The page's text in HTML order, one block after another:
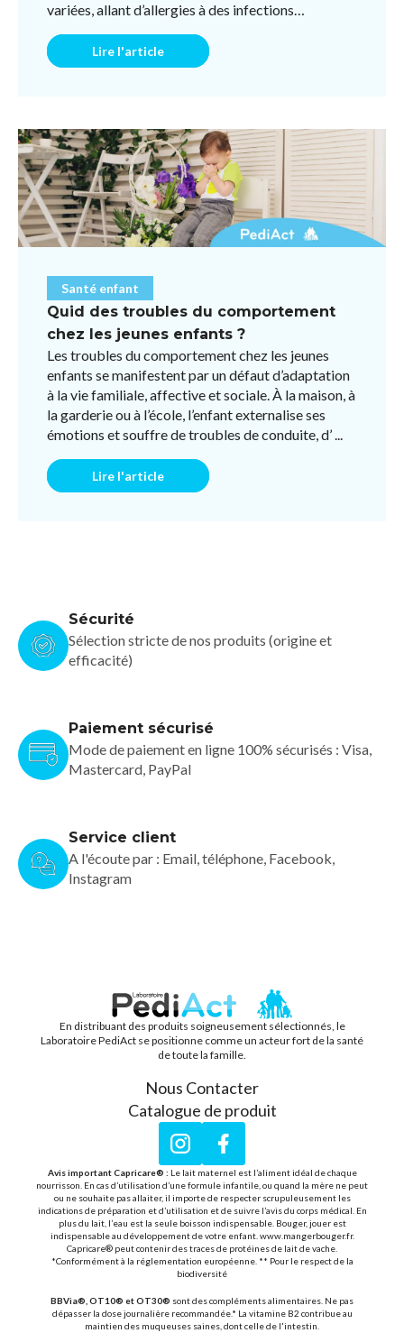
variées, allant d’allergies à des infections
Lire l'article
Santé enfant
Quid des troubles du comportement
chez les jeunes enfants ?
Les troubles du comportement chez les jeunes
enfants se manifestent par un défaut d’adaptation
à la vie familiale, affective et sociale. À la maison, à
la garderie ou à l’école, l’enfant externalise ses
émotions et souffre de troubles de conduite, d’ ...
Lire l'article
Sécurité
Sélection stricte de nos produits (origine et
efficacité)
Paiement sécurisé
Mode de paiement en ligne 100% sécurisés : Visa,
Mastercard, PayPal
Service client
A l'écoute par : Email, téléphone, Facebook,
Instagram
PEDIACT
En distribuant des produits soigneusement sélectionnés, le
Laboratoire PediAct se positionne comme un acteur fort de la santé
de toute la famille.
Nous Contacter
Catalogue de produit
InstagramFacebook
Avis important Capricare® : Le lait maternel est l’aliment idéal de chaque
nourrisson. En cas d’utilisation d’une formule infantile, ou quand la mère ne peut
ou ne souhaite pas allaiter, il importe de respecter scrupuleusement les
indications de préparation et d’utilisation et de suivre l’avis du corps médical. En
plus du lait, l’eau est la seule boisson indispensable. Bouger, jouer est
indispensable au développement de votre enfant. www.mangerbouger.fr.
Capricare® peut contenir des traces de protéines de lait de vache.
*Conformément à la réglementation européenne. ** Pour le respect de la
biodiversité
BBVia®, OT10® et OT30® sont des compléments alimentaires. Ne pas
dépasser la dose journalière recommandée.* La vitamine B2 contribue au
maintien des muqueuses saines, dont celle de l'intestin.